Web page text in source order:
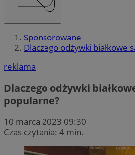
Sponsorowane
Dlaczego odżywki białkowe
reklama
Dlaczego odżywki
popularne?
10 marca 2023 09:30
Czas czytania: 4 min.